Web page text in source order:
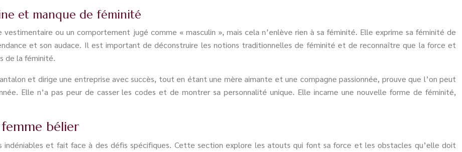
et manque de féminité
ou un comportement jugé comme « masculin », mais cela n’enlève rien à sa féminité. Elle exprime sa féminité de
et son audace. Il est important de déconstruire les notions traditionnelles de féminité et de reconnaître que la force et
de la féminité.
et dirige une entreprise avec succès, tout en étant une mère aimante et une compagne passionnée, prouve que l’on peut
Elle n’a pas peur de casser les codes et de montrer sa personnalité unique. Elle incarne une nouvelle forme de féminité,
femme bélier
indéniables et fait face à des défis spécifiques. Cette section explore les atouts qui font sa force et les obstacles qu’elle doit